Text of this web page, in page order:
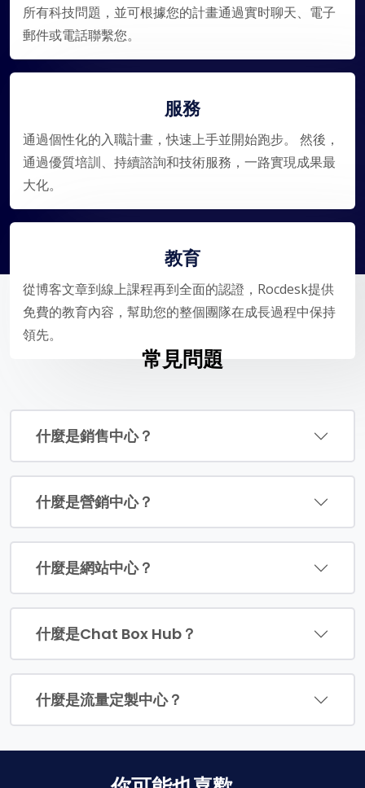
所有科技問題，並可根據您的計畫通過實时聊天、電子
郵件或電話聯繫您。
服務
通過個性化的入職計畫，快速上手並開始跑步。 然後，
通過優質培訓、持續諮詢和技術服務，一路實現成果最
大化。
教育
從博客文章到線上課程再到全面的認證，Rocdesk提供
免費的教育內容，幫助您的整個團隊在成長過程中保持
領先。
常見問題
什麼是銷售中心？
什麼是營銷中心？
什麼是網站中心？
什麼是Chat Box Hub？
什麼是流量定製中心？